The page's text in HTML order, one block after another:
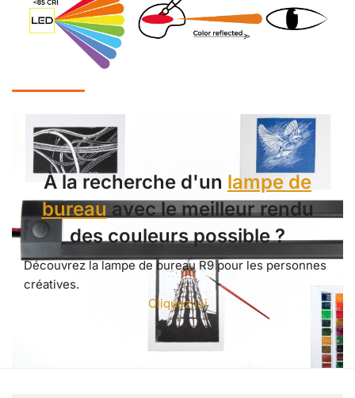
À la recherche d'un lampe de
bureauavec le meilleur rendu
des couleurs possible ?
Découvrez la lampe de bureau R9 pour les personnes
créatives.
Cliquez ici